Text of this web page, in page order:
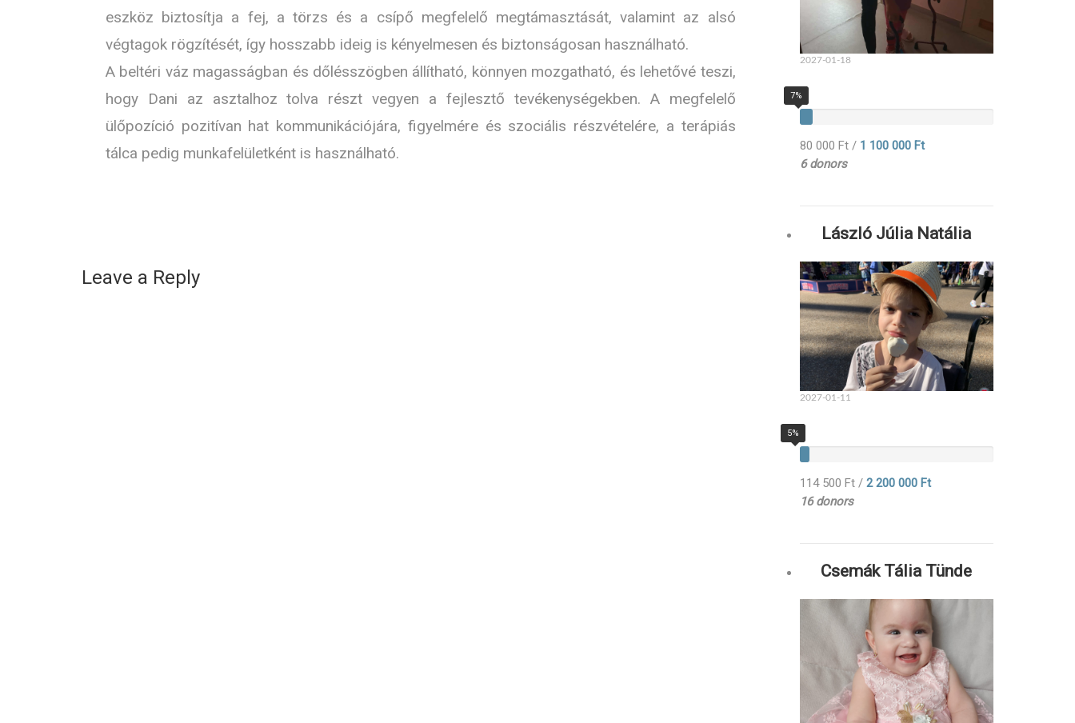
eszköz biztosítja a fej, a törzs és a csípő megfelelő megtámasztását, valamint az alsó
végtagok rögzítését, így hosszabb ideig is kényelmesen és biztonságosan használható.
A beltéri váz magasságban és dőlésszögben állítható, könnyen mozgatható, és lehetővé teszi,
hogy Dani az asztalhoz tolva részt vegyen a fejlesztő tevékenységekben. A megfelelő
ülőpozíció pozitívan hat kommunikációjára, figyelmére és szociális részvételére, a terápiás
tálca pedig munkafelületként is használható.
Leave a Reply
2027-01-18
7%
80 000 Ft/ 1 100 000 Ft
6 donors
László Júlia Natália
2027-01-11
5%
114 500 Ft/ 2 200 000 Ft
16 donors
Csemák Tália Tünde